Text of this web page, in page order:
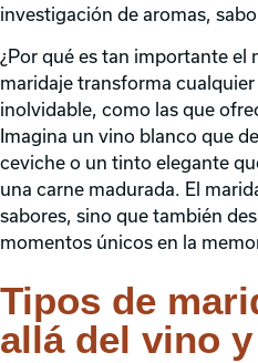
investigación de aromas,
¿Por qué es tan importante el
maridaje transforma
inolvidable, como las que
Imagina un vino blanco que
ceviche o un tinto elegante
una carne madurada. El
sabores, sino que también
momentos únicos en la
Tipos de
allá del vino